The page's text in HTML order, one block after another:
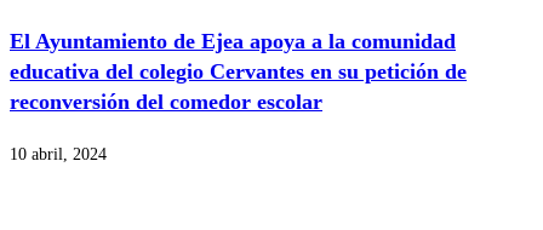
El Ayuntamiento de Ejea apoya a la comunidad
educativa del colegio Cervantes en su petición de
reconversión del comedor escolar
10 abril, 2024